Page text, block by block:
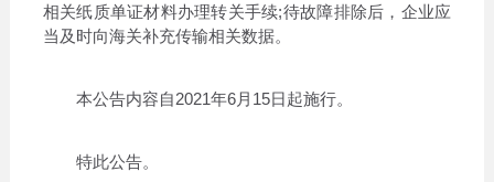
相关纸质单证材料办理转关手续;待故障排除后，企业应
当及时向海关补充传输相关数据。
本公告内容自2021年6月15日起施行。
特此公告。